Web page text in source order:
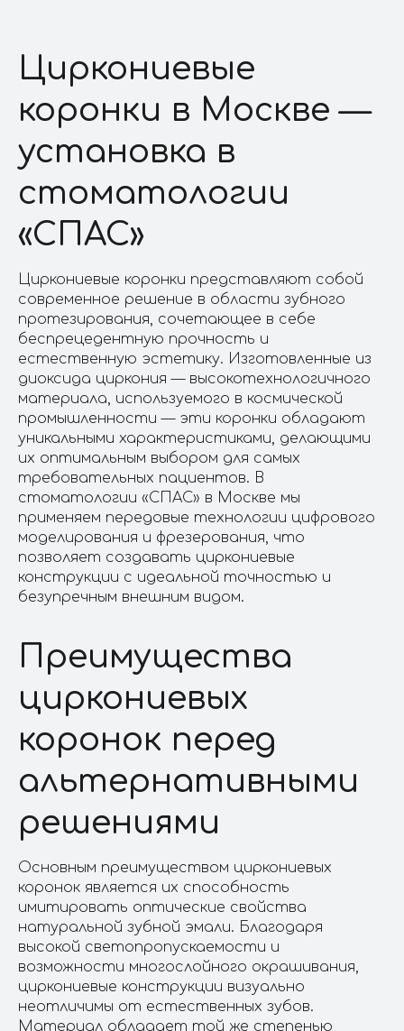
Циркониевые
коронки в Москве —
установка в
стоматологии
«СПАС»
Циркониевые коронки представляют собой
современное решение в области зубного
протезирования, сочетающее в себе
беспрецедентную прочность и
естественную эстетику. Изготовленные из
диоксида циркония — высокотехнологичного
материала, используемого в космической
промышленности — эти коронки обладают
уникальными характеристиками, делающими
их оптимальным выбором для самых
требовательных пациентов. В
стоматологии «СПАС» в Москве мы
применяем передовые технологии цифрового
моделирования и фрезерования, что
позволяет создавать циркониевые
конструкции с идеальной точностью и
безупречным внешним видом.
Преимущества
циркониевых
коронок перед
альтернативными
решениями
Основным преимуществом циркониевых
коронок является их способность
имитировать оптические свойства
натуральной зубной эмали. Благодаря
высокой светопропускаемости и
возможности многослойного окрашивания,
циркониевые конструкции визуально
неотличимы от естественных зубов.
Материал обладает той же степенью